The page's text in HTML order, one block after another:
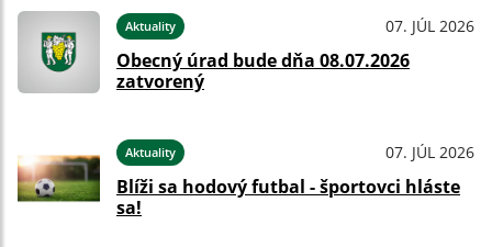
Aktuality 07. JÚL 2026
Obecný úrad bude dňa 08.07.2026
zatvorený
Aktuality 07. JÚL 2026
Blíži sa hodový futbal - športovci hláste
sa!